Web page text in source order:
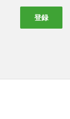
登録